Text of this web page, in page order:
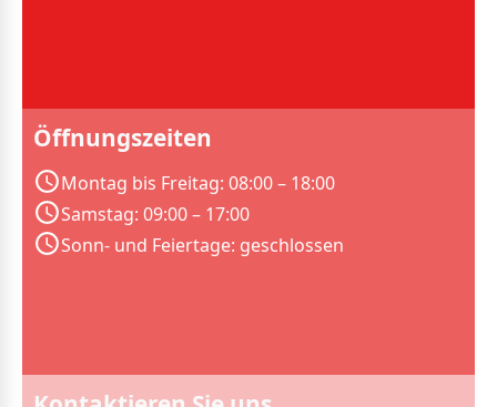
Öffnungszeiten
Montag bis Freitag: 08:00 – 18:00
Samstag: 09:00 – 17:00
Sonn- und Feiertage: geschlossen